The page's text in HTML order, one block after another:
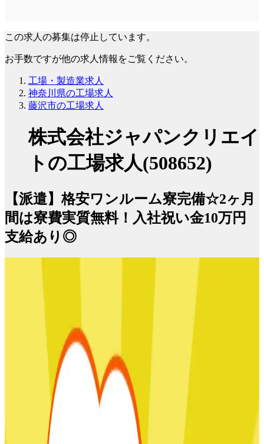
この求人の募集は停止しています。
お手数ですが他の求人情報をご覧ください。
工場・製造業求人
神奈川県の工場求人
藤沢市の工場求人
株式会社ジャパンクリエイ
トの工場求人(508652)
【派遣】格安ワンルーム寮完備☆2ヶ月
間は寮費実質無料！入社祝い金10万円
支給あり◎